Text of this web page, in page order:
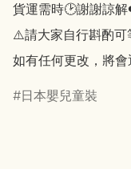
貨運需時🕑謝謝諒
⚠️請大家自行斟酌可
如有任何更改，將會
日本嬰兒童裝